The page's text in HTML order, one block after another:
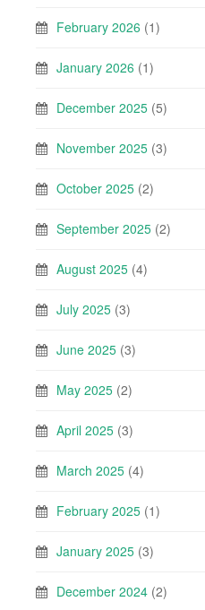
February 2026 (1)
January 2026 (1)
December 2025 (5)
November 2025 (3)
October 2025 (2)
September 2025 (2)
August 2025 (4)
July 2025 (3)
June 2025 (3)
May 2025 (2)
April 2025 (3)
March 2025 (4)
February 2025 (1)
January 2025 (3)
December 2024 (2)